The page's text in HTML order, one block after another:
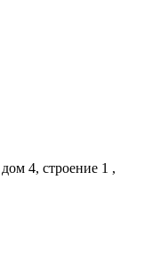
4, строение 1 ,